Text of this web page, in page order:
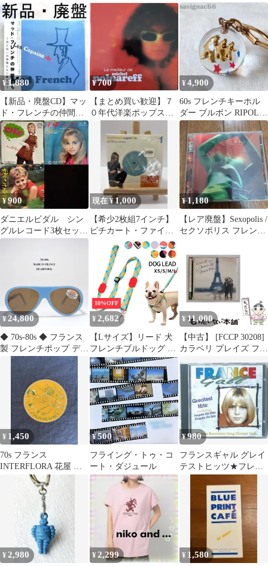
ンチポップス
ForeignBlue
¥1,880
【新品・廃盤CD】マッ
ド・フレンチの仲間た
ち ～同じ匂いの仲間た
ちに捧げて～
¥700
【まとめ買い歓迎】７
０年代洋楽ポップス名
盤：ミッシェル・ポル
ナレフ
¥4,900
60s フレンチキーホル
ダー ブルボン RIPOLIN
球体 3人のペンキ職人
¥900
ダニエルビダル シン
グルレコード3枚セッ
ト フレンチポップス
現在 ¥1,000
【希少2枚組7インチ】
ピチカート・ファイヴ
× エイプリル・マーチ
¥1,180
【レア廃盤】Sexopolis /
セクソポリス フレン
¥ 24,800
◆ 70s-80s ◆ フランス
製 フレンチポップ デッ
ドストックサングラス
10%OFF
¥2,682
【Lサイズ】リード 犬
フレンチブルドッグ 長
さ調整可能 超小型犬 小
型犬 中型犬 大型犬 ワ
ンちゃん おしゃれ かわ
いい 柄 定番 丈夫 カラ
フル フレブル パグ ペ
ット用 軽量 お出かけ
お散歩 86-136cm スイ
カ柄
¥ 11,000
【中古】 [FCCP 30208]
カラベリ プレイズ フラ
チポップス / カラベ
リ・グランド・オーケ
ストラ /
¥ 1,450
70s フランス
INTERFLORA 花屋 ヴ
ィンテージ広告ステッ
¥500
フライング・トゥ・コ
ート・ダジュール
¥980
フランスギャル グレイ
テストヒッツ★フレン
チポップス★ベスト
¥ 2,980 ¥2,299 ¥ 1,580